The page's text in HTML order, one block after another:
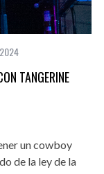
TANGERINE
un cowboy
de la ley de la